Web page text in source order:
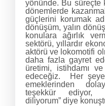
yönünde. Bu süreçte
dönemlerde
güçlerini korumak
dönüşüm, yalın
konulara ağırlık
sektörü, yıllardır
aktörü ve lokomotifi
daha fazla gayret
üretimi, istihdamı
edeceğiz. Her
emeklerinden
teşekkür ediyor,
diliyorum” diye